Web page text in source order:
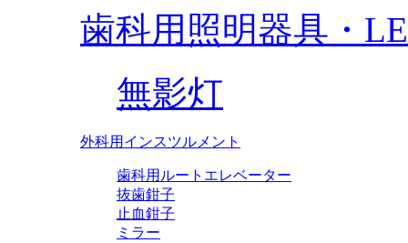
歯科用照明器具・
無影灯
外科用インスツルメント
歯科用ルートエレベーター
抜歯鉗子
止血鉗子
ミラー